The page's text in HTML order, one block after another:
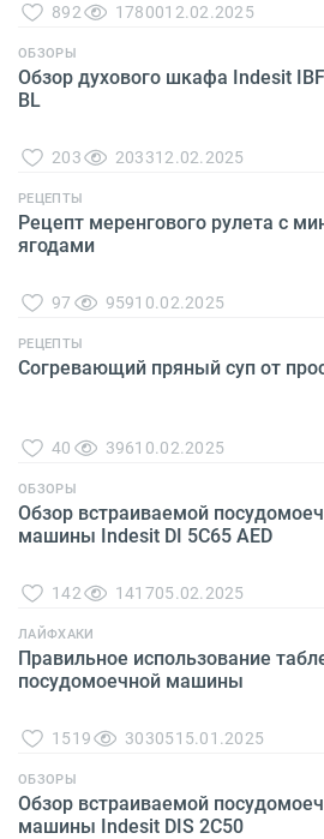
892 1780012.02.2025
ОБЗОРЫ
Обзор духового шкафа Indesit
BL
203 203312.02.2025
РЕЦЕПТЫ
Рецепт меренгового рулета с
ягодами
97 95910.02.2025
РЕЦЕПТЫ
Согревающий пряный суп от
40 39610.02.2025
ОБЗОРЫ
Обзор встраиваемой
машины Indesit DI 5C65 AED
142 141705.02.2025
ЛАЙФХАКИ
Правильное использование
посудомоечной машины
1519 3030515.01.2025
ОБЗОРЫ
Обзор встраиваемой
машины Indesit DIS 2C50